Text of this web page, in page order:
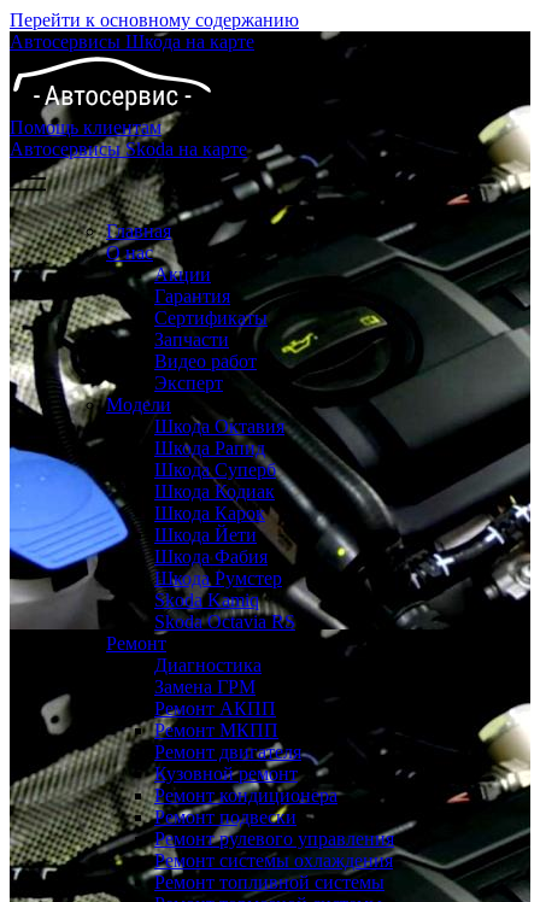
Перейти к основному содержанию
Автосервисы Шкода на карте
Помощь клиентам
Автосервисы Skoda на карте
Главная
О нас
Акции
Гарантия
Сертификаты
Запчасти
Видео работ
Эксперт
Модели
Шкода Октавия
Шкода Рапид
Шкода Суперб
Шкода Кодиак
Шкода Карок
Шкода Йети
Шкода Фабия
Шкода Румстер
Skoda Kamiq
Skoda Octavia RS
Ремонт
Диагностика
Замена ГРМ
Ремонт АКПП
Ремонт МКПП
Ремонт двигателя
Кузовной ремонт
Ремонт кондиционера
Ремонт подвески
Ремонт рулевого управления
Ремонт системы охлаждения
Ремонт топливной системы